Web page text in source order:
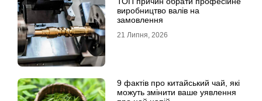
виробництво валів на
замовлення
21 Липня, 2026
9 фактів про китайський чай, які
можуть змінити ваше уявлення